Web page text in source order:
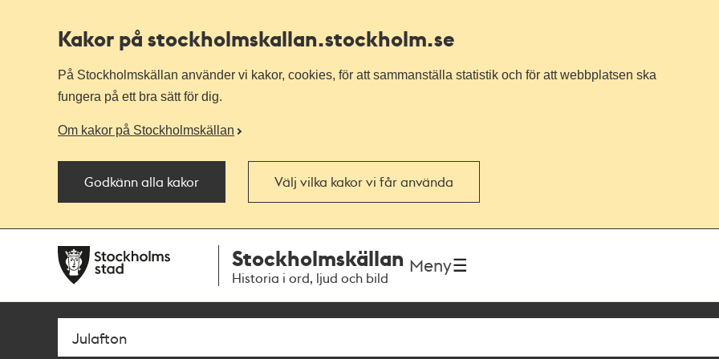
Kakor på stockholmskallan.stockholm.se
På Stockholmskällan använder vi kakor, cookies, för att sammanställa statistik och för att webbplatsen ska
fungera på ett bra sätt för dig.
Om kakor på Stockholmskällan
Godkänn alla kakor Välj vilka kakor vi får använda
navigationen
huvudinnehållet
Stockholmskällan
Historia i ord, ljud och bild
Meny
Sök